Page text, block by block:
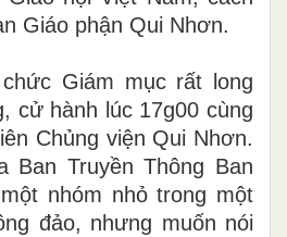
Giáo phận Qui Nhơn.
Giám mục rất long
cử hành lúc 17g00 cùng
Chủng viện Qui Nhơn.
Ban Truyền Thông Ban
nhóm nhỏ trong một
đảo, nhưng muốn nói